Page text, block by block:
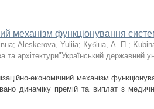
механізм функціонування
; Aleskerova, Yuliia; Кубіна, А. П.;
архітектури"Український державний
економічний механізм
динаміку премій та виплат з